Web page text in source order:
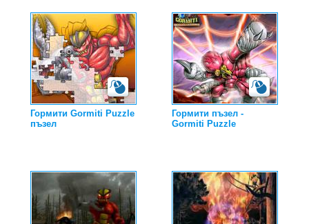
Гормити Gormiti Puzzle
пъзел
Гормити пъзел -
Gormiti Puzzle